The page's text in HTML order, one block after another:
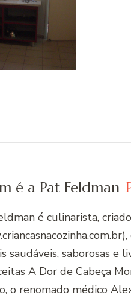
é a Pat Feldman
é culinarista,
saudáveis, saborosas
A Dor de Cabeça
o renomado médico